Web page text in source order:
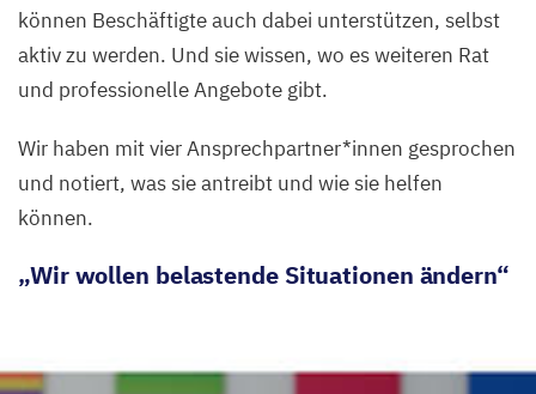
können Beschäftigte auch dabei unterstützen, selbst
aktiv zu werden. Und sie wissen, wo es weiteren Rat
und professionelle Angebote gibt.
Wir haben mit vier Ansprechpartner*innen gesprochen
und notiert, was sie antreibt und wie sie helfen
können.
„Wir wollen belastende Situationen ändern“